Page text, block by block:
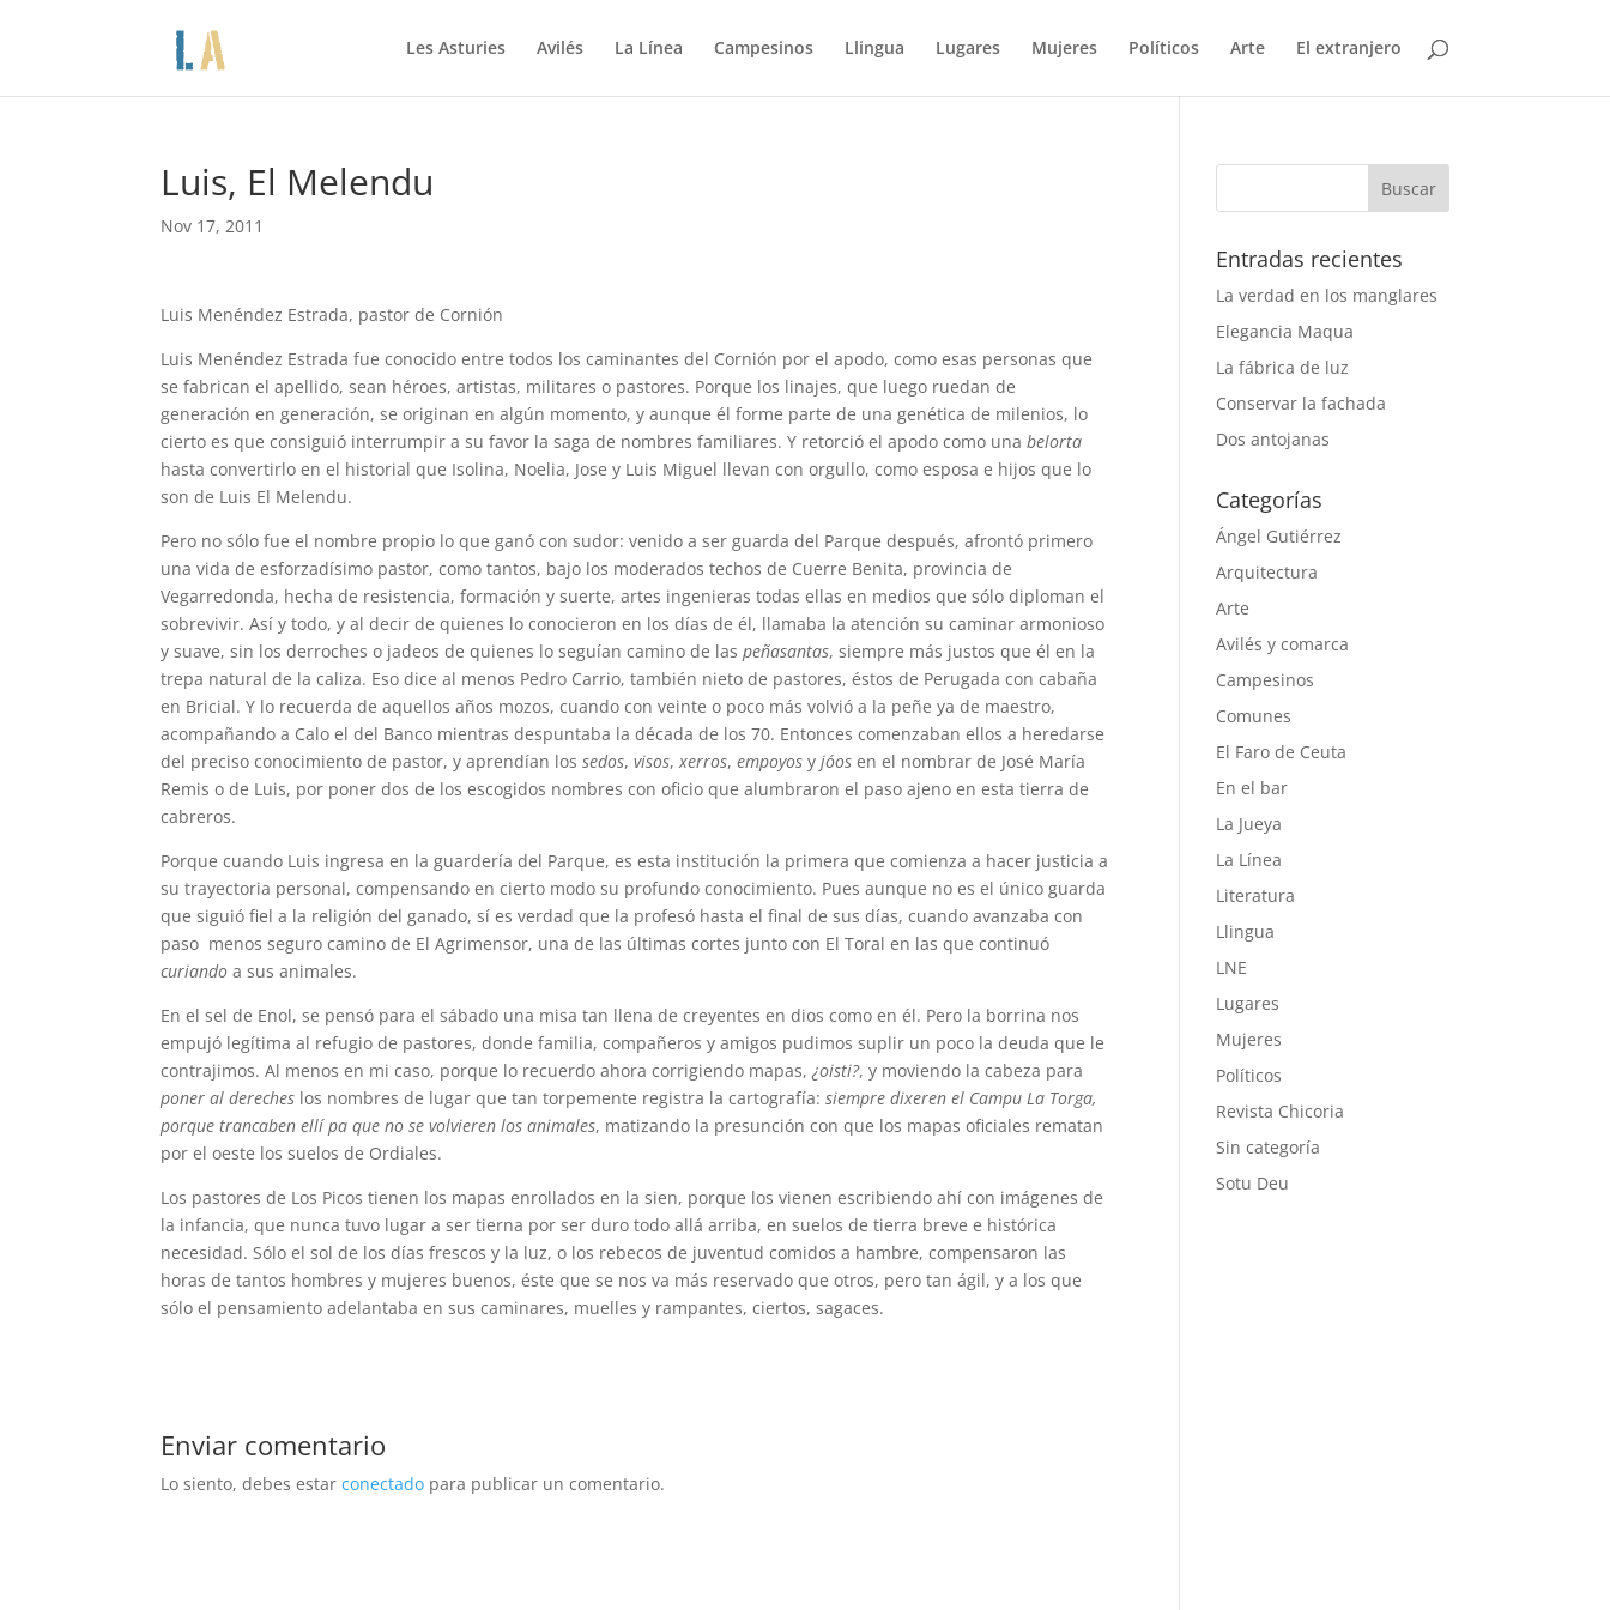
Les Asturies Avilés La Línea Campesinos Llingua Lugares Mujeres Políticos Arte El extranjero
Luis, El Melendu
Nov 17, 2011
Luis Menéndez Estrada, pastor de Cornión
Luis Menéndez Estrada fue conocido entre todos los caminantes del Cornión por el apodo, como esas personas que
se fabrican el apellido, sean héroes, artistas, militares o pastores. Porque los linajes, que luego ruedan de
generación en generación, se originan en algún momento, y aunque él forme parte de una genética de milenios, lo
cierto es que consiguió interrumpir a su favor la saga de nombres familiares. Y retorció el apodo como unabelorta
hasta convertirlo en el historial que Isolina, Noelia, Jose y Luis Miguel llevan con orgullo, como esposa e hijos que lo
son de Luis El Melendu.
Pero no sólo fue el nombre propio lo que ganó con sudor: venido a ser guarda del Parque después, afrontó primero
una vida de esforzadísimo pastor, como tantos, bajo los moderados techos de Cuerre Benita, provincia de
Vegarredonda, hecha de resistencia, formación y suerte, artes ingenieras todas ellas en medios que sólo diploman el
sobrevivir. Así y todo, y al decir de quienes lo conocieron en los días de él, llamaba la atención su caminar armonioso
y suave, sin los derroches o jadeos de quienes lo seguían camino de laspeñasantas, siempre más justos que él en la
trepa natural de la caliza. Eso dice al menos Pedro Carrio, también nieto de pastores, éstos de Perugada con cabaña
en Bricial. Y lo recuerda de aquellos años mozos, cuando con veinte o poco más volvió a la peñe ya de maestro,
acompañando a Calo el del Banco mientras despuntaba la década de los 70. Entonces comenzaban ellos a heredarse
del preciso conocimiento de pastor, y aprendían lossedos,visos,xerros,empoyos yjóos en el nombrar de José María
Remis o de Luis, por poner dos de los escogidos nombres con oficio que alumbraron el paso ajeno en esta tierra de
cabreros.
Porque cuando Luis ingresa en la guardería del Parque, es esta institución la primera que comienza a hacer justicia a
su trayectoria personal, compensando en cierto modo su profundo conocimiento. Pues aunque no es el único guarda
que siguió fiel a la religión del ganado, sí es verdad que la profesó hasta el final de sus días, cuando avanzaba con
paso menos seguro camino de El Agrimensor, una de las últimas cortes junto con El Toral en las que continuó
curiando a sus animales.
En el sel de Enol, se pensó para el sábado una misa tan llena de creyentes en dios como en él. Pero la borrina nos
empujó legítima al refugio de pastores, donde familia, compañeros y amigos pudimos suplir un poco la deuda que le
contrajimos. Al menos en mi caso, porque lo recuerdo ahora corrigiendo mapas,¿oisti?, y moviendo la cabeza para
poner al dereches los nombres de lugar que tan torpemente registra la cartografía:siempre dixeren el Campu La Torga,
porque trancaben ellí pa que no se volvieren los animales, matizando la presunción con que los mapas oficiales rematan
por el oeste los suelos de Ordiales.
Los pastores de Los Picos tienen los mapas enrollados en la sien, porque los vienen escribiendo ahí con imágenes de
la infancia, que nunca tuvo lugar a ser tierna por ser duro todo allá arriba, en suelos de tierra breve e histórica
necesidad. Sólo el sol de los días frescos y la luz, o los rebecos de juventud comidos a hambre, compensaron las
horas de tantos hombres y mujeres buenos, éste que se nos va más reservado que otros, pero tan ágil, y a los que
sólo el pensamiento adelantaba en sus caminares, muelles y rampantes, ciertos, sagaces.
Enviar comentario
Lo siento, debes estarconectado para publicar un comentario.
Entradas recientes
La verdad en los manglares
Elegancia Maqua
La fábrica de luz
Conservar la fachada
Dos antojanas
Categorías
Ángel Gutiérrez
Arquitectura
Arte
Avilés y comarca
Campesinos
Comunes
El Faro de Ceuta
En el bar
La Jueya
La Línea
Literatura
Llingua
LNE
Lugares
Mujeres
Políticos
Revista Chicoria
Sin categoría
Sotu Deu